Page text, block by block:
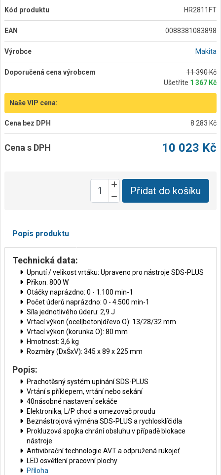
Kód produktu HR2811FT
EAN 0088381083898
Výrobce Makita
Doporučená cena výrobcem
11 390 Kč
Ušetříte 1 367 Kč
Naše VIP cena:
Cena bez DPH 8 283 Kč
Cena s DPH 10 023 Kč
Přidat do košíku
Popis produktu
Technická data:
Upnutí / velikost vrtáku: Upraveno pro nástroje SDS-PLUS
Příkon: 800 W
Otáčky naprázdno: 0 - 1.100 min-1
Počet úderů naprázdno: 0 - 4.500 min-1
Síla jednotlivého úderu: 2,9 J
Vrtací výkon (ocel|beton|dřevo O): 13/28/32 mm
Vrtací výkon (korunka O): 80 mm
Hmotnost: 3,6 kg
Rozměry (DxŠxV): 345 x 89 x 225 mm
Popis:
Prachotěsný systém upínání SDS-PLUS
Vrtání s příklepem, vrtání nebo sekání
40násobné nastavení sekáče
Elektronika, L/P chod a omezovač proudu
Beznástrojová výměna SDS-PLUS a rychlosklíčidla
Prokluzová spojka chrání obsluhu v případě blokace
nástroje
Antivibrační technologie AVT a odpružená rukojeť
LED osvětlení pracovní plochy
Příloha